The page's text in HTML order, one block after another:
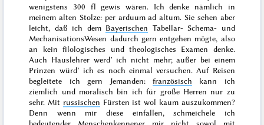
wenigstens 300 flgewis wären. Ich denke nämlich in
meinem alten Stolze: per arduum ad altum. Sie sehen aber
leicht, daß ich dem Bayerischen Tabellar- Schema- und
MechanisationsWesen dadurch gern entgehen mögte, also
an kein filologisches und theologisches Examen denke.
Auch Hauslehrer werd’ ich nicht mehr; außer bei einem
Prinzen würd’ ich es noch einmal versuchen. Auf Reisen
begleitete ich gern Jemanden: französisch kann ich
ziemlich und moralisch bin ich für große Herren nur zu
sehr. Mit russischen Fürsten ist wol kaum auszukommen?
Denn wenn mir diese einfallen, schmeichele ich